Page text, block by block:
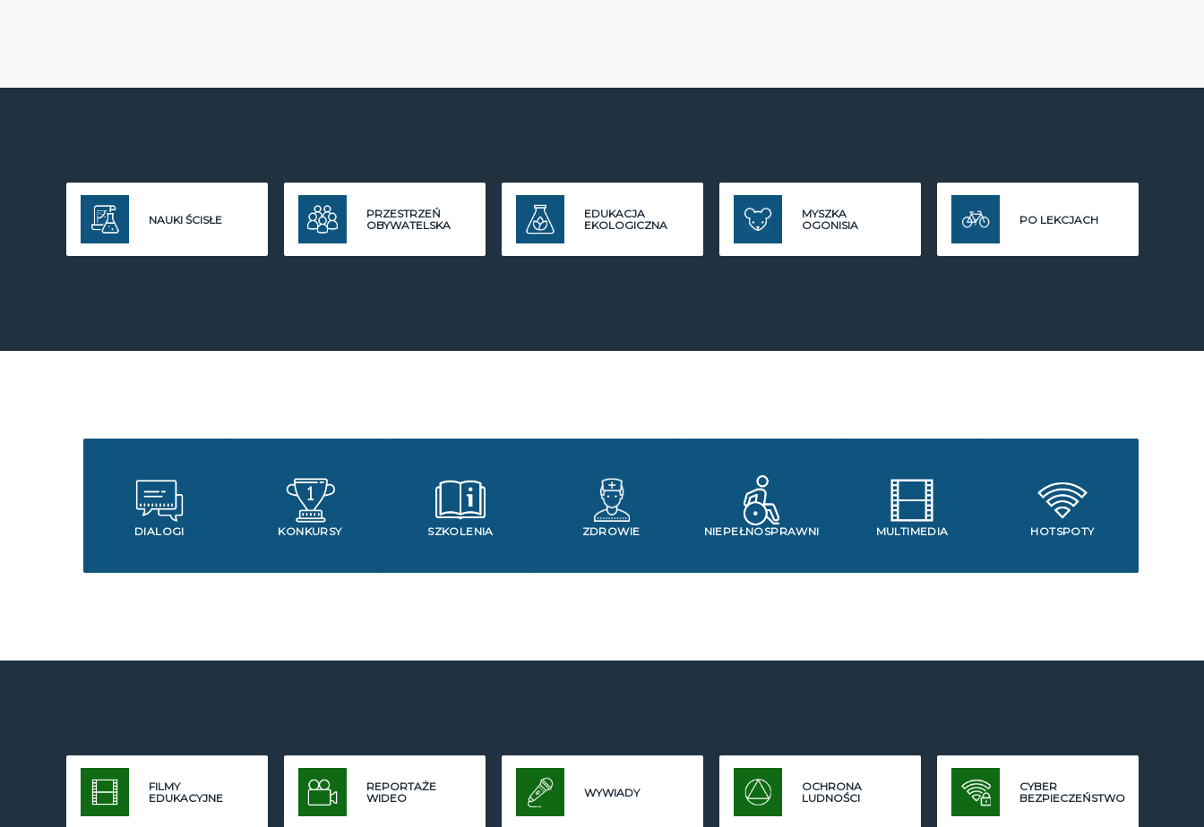
NAUKI ŚCISŁE
PRZESTRZEŃ
OBYWATELSKA
EDUKACJA
EKOLOGICZNA
MYSZKA
OGONISIA
PO LEKCJACH
DIALOGI KONKURSY SZKOLENIA ZDROWIE NIEPEŁNOSPRAWNI MULTIMEDIA HOTSPOTY
FILMY
EDUKACYJNE
REPORTAŻE
WIDEO
WYWIADY
OCHRONA
LUDNOŚCI
CYBER
BEZPIECZEŃSTWO